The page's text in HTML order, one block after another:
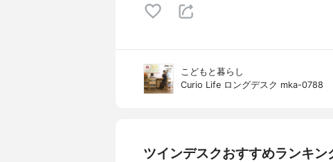
こどもと暮らし
Curio Life ロングデスク mka-0788
ツインデスクおすすめランキン